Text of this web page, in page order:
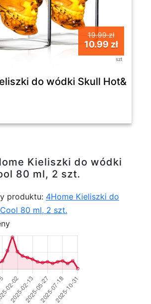
19.99 zł
10.99 zł
szt
do wódki Skull
Kieliszki do wódki
80 ml, 2 szt.
produktu: 4Home Kieliszki do
80 ml, 2 szt.